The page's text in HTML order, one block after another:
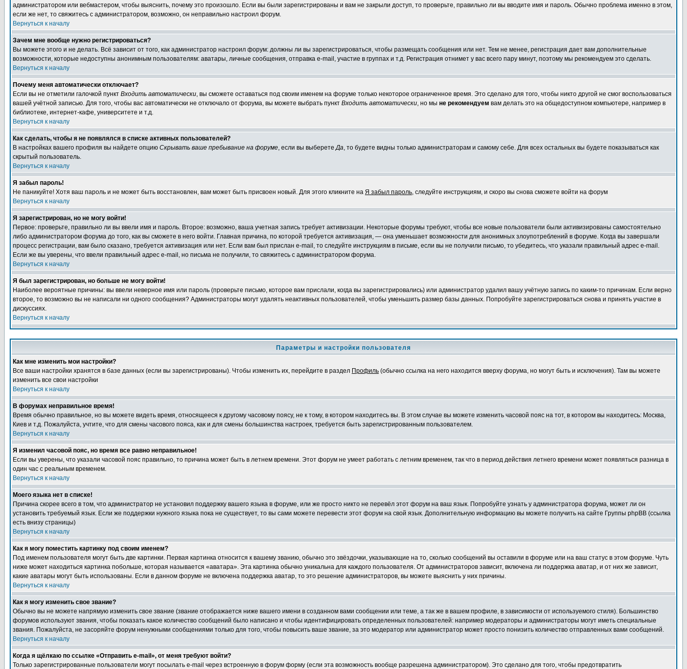
администратором или вебмастером, чтобы выяснить, почему это произошло. Если вы были зарегистрированы и вам не закрыли доступ, то проверьте, правильно ли вы вводите имя и пароль. Обычно проблема именно в этом,
если же нет, то свяжитесь с администратором, возможно, он неправильно настроил форум.
Вернуться к началу
Зачем мне вообще нужно регистрироваться?
Вы можете этого и не делать. Всё зависит от того, как администратор настроил форум: должны ли вы зарегистрироваться, чтобы размещать сообщения или нет. Тем не менее, регистрация дает вам дополнительные
возможности, которые недоступны анонимным пользователям: аватары, личные сообщения, отправка e-mail, участие в группах и т.д. Регистрация отнимет у вас всего пару минут, поэтому мы рекомендуем это сделать.
Вернуться к началу
Почему меня автоматически отключает?
Если вы не отметили галочкой пункт Входить автоматически, вы сможете оставаться под своим именем на форуме только некоторое ограниченное время. Это сделано для того, чтобы никто другой не смог воспользоваться
вашей учётной записью. Для того, чтобы вас автоматически не отключало от форума, вы можете выбрать пункт Входить автоматически, но мы не рекомендуем вам делать это на общедоступном компьютере, например в
библиотеке, интернет-кафе, университете и т.д.
Вернуться к началу
Как сделать, чтобы я не появлялся в списке активных пользователей?
В настройках вашего профиля вы найдете опцию Скрывать ваше пребывание на форуме, если вы выберетеДа, то будете видны только администраторам и самому себе. Для всех остальных вы будете показываться как
скрытый пользователь.
Вернуться к началу
Я забыл пароль!
Не паникуйте! Хотя ваш пароль и не может быть восстановлен, вам может быть присвоен новый. Для этого кликните на Я забыл пароль, следуйте инструкциям, и скоро вы снова сможете войти на форум
Вернуться к началу
Я зарегистрирован, но не могу войти!
Первое: проверьте, правильно ли вы ввели имя и пароль. Второе: возможно, ваша учетная запись требует активизации. Некоторые форумы требуют, чтобы все новые пользователи были активизированы самостоятельно
либо администратором форума до того, как вы сможете в него войти. Главная причина, по которой требуется активизация, — она уменьшает возможности для анонимных злоупотреблений в форуме. Когда вы завершали
процесс регистрации, вам было сказано, требуется активизация или нет. Если вам был прислан e-mail, то следуйте инструкциям в письме, если вы не получили письмо, то убедитесь, что указали правильный адрес e-mail.
Если же вы уверены, что ввели правильный адрес e-mail, но письма не получили, то свяжитесь с администратором форума.
Вернуться к началу
Я был зарегистрирован, но больше не могу войти!
Наиболее вероятные причины: вы ввели неверное имя или пароль (проверьте письмо, которое вам прислали, когда вы зарегистрировались) или администратор удалил вашу учётную запись по каким-то причинам. Если верно
второе, то возможно вы не написали ни одного сообщения? Администраторы могут удалять неактивных пользователей, чтобы уменьшить размер базы данных. Попробуйте зарегистрироваться снова и принять участие в
дискуссиях.
Вернуться к началу
Параметры и настройки пользователя
Как мне изменить мои настройки?
Все ваши настройки хранятся в базе данных (если вы зарегистрированы). Чтобы изменить их, перейдите в раздел Профиль (обычно ссылка на него находится вверху форума, но могут быть и исключения). Там вы можете
изменить все свои настройки
Вернуться к началу
В форумах неправильное время!
Время обычно правильное, но вы можете видеть время, относящееся к другому часовому поясу, не к тому, в котором находитесь вы. В этом случае вы можете изменить часовой пояс на тот, в котором вы находитесь: Москва,
Киев и т.д. Пожалуйста, учтите, что для смены часового пояса, как и для смены большинства настроек, требуется быть зарегистрированным пользователем.
Вернуться к началу
Я изменил часовой пояс, но время все равно неправильное!
Если вы уверены, что указали часовой пояс правильно, то причина может быть в летнем времени. Этот форум не умеет работать с летним временем, так что в период действия летнего времени может появляться разница в
один час с реальным временем.
Вернуться к началу
Моего языка нет в списке!
Причина скорее всего в том, что администратор не установил поддержку вашего языка в форуме, или же просто никто не перевёл этот форум на ваш язык. Попробуйте узнать у администратора форума, может ли он
установить требуемый язык. Если же поддержки нужного языка пока не существует, то вы сами можете перевести этот форум на свой язык. Дополнительную информацию вы можете получить на сайте Группы phpBB (ссылка
есть внизу страницы)
Вернуться к началу
Как я могу поместить картинку под своим именем?
Под именем пользователя могут быть две картинки. Первая картинка относится к вашему званию, обычно это звёздочки, указывающие на то, сколько сообщений вы оставили в форуме или на ваш статус в этом форуме. Чуть
ниже может находиться картинка побольше, которая называется «аватара». Эта картинка обычно уникальна для каждого пользователя. От администраторов зависит, включена ли поддержка аватар, и от них же зависит,
какие аватары могут быть использованы. Если в данном форуме не включена поддержка аватар, то это решение администраторов, вы можете выяснить у них причины.
Вернуться к началу
Как я могу изменить свое звание?
Обычно вы не можете напрямую изменить свое звание (звание отображается ниже вашего имени в созданном вами сообщении или теме, а так же в вашем профиле, в зависимости от используемого стиля). Большинство
форумов используют звания, чтобы показать какое количество сообщений было написано и чтобы идентифицировать определенных пользователей: например модераторы и администраторы могут иметь специальные
звания. Пожалуйста, не засоряйте форум ненужными сообщениями только для того, чтобы повысить ваше звание, за это модератор или администратор может просто понизить количество отправленных вами сообщений.
Вернуться к началу
Когда я щёлкаю по ссылке «Отправить e-mail», от меня требуют войти?
Только зарегистрированные пользователи могут посылать e-mail через встроенную в форум форму (если эта возможность вообще разрешена администратором). Это сделано для того, чтобы предотвратить